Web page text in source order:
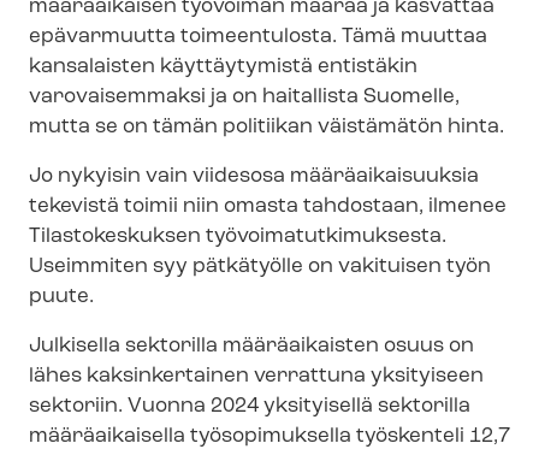
määräaikaisen työvoiman määrää ja kasvattaa
epävarmuutta toimeentulosta. Tämä muuttaa
kansalaisten käyttäytymistä entistäkin
varovaisemmaksi ja on haitallista Suomelle,
mutta se on tämän politiikan väistämätön hinta.
Jo nykyisin vain viidesosa määräaikaisuuksia
tekevistä toimii niin omasta tahdostaan, ilmenee
Tilastokeskuksen työ­voi­ma­tut­ki­muk­ses­ta.
Useimmiten syy pätkätyölle on vakituisen työn
puute.
Julkisella sektorilla määräaikaisten osuus on
lähes kaksinkertainen verrattuna yksityiseen
sektoriin. Vuonna 2024 yksityisellä sektorilla
määräaikaisella työsopimuksella työskenteli 12,7